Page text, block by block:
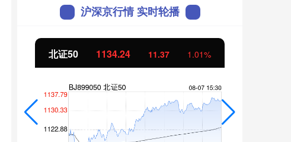
沪深京行情 实时轮播
北证50 1134.24 11.37 1.01%